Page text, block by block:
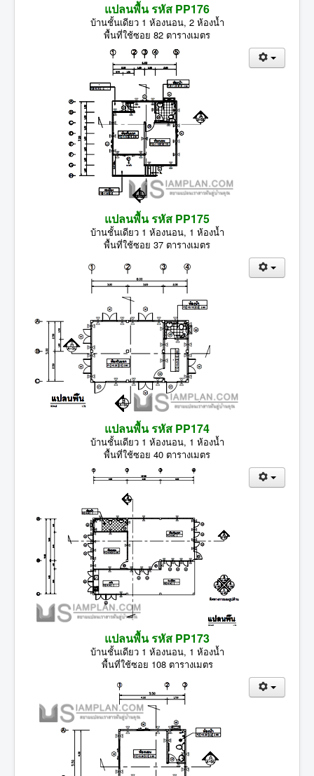
แปลนพื้น รหัส PP176
บ้านชั้นเดียว 1 ห้องนอน, 2 ห้องน้ำ
พื้นที่ใช้ซอย 82 ตารางเมตร
แปลนพื้น รหัส PP175
บ้านชั้นเดียว 1 ห้องนอน, 1 ห้องน้ำ
พื้นที่ใช้ซอย 37 ตารางเมตร
แปลนพื้น รหัส PP174
บ้านชั้นเดียว 1 ห้องนอน, 1 ห้องน้ำ
พื้นที่ใช้ซอย 40 ตารางเมตร
แปลนพื้น รหัส PP173
บ้านชั้นเดียว 1 ห้องนอน, 1 ห้องน้ำ
พื้นที่ใช้ซอย 108 ตารางเมตร